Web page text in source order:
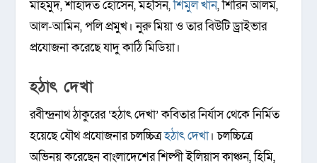
মাহমুদ, শাহাদত হোসেন, মহসিন,শিমুল খান, শিরিন আলম,
আল-আমিন, পলি প্রমুখ। নুরু মিয়া ও তার বিউটি ড্রাইভার
প্রযোজনা করেছে যাদু কাঠি মিডিয়া।
হঠাৎ দেখা
রবীন্দ্রনাথ ঠাকুরের ‘হঠাৎ দেখা’ কবিতার নির্যাস থেকে নির্মিত
হয়েছে যৌথ প্রযোজনার চলচ্চিত্রহঠাৎ দেখা। চলচ্চিত্রে
অভিনয় করেছেন বাংলাদেশের শিল্পী ইলিয়াস কাঞ্চন, হিমি,